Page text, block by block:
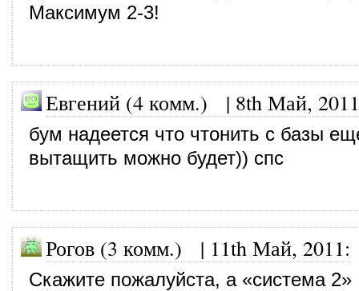
Максимум 2-3!
Евгений (4 комм.) | 8th Май, 2011
бум надеется что чтонить с базы
вытащить можно будет)) спс
Рогов (3 комм.) | 11th Май, 2011:
Скажите пожалуйста, а «система 2»